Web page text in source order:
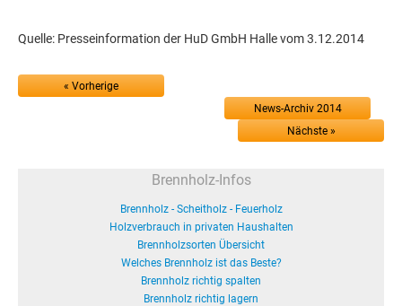
Quelle: Presseinformation der HuD GmbH Halle vom 3.12.2014
« Vorherige
News-Archiv 2014
Nächste »
Brennholz-Infos
Brennholz - Scheitholz - Feuerholz
Holzverbrauch in privaten Haushalten
Brennholzsorten Übersicht
Welches Brennholz ist das Beste?
Brennholz richtig spalten
Brennholz richtig lagern